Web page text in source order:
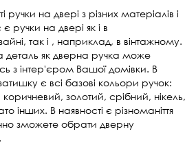
ручки на двері з різних матеріалів і
ручки на двері як і в
так і , наприклад, в вінтажному.
деталь як дверна ручка може
з інтер'єром Вашої домівки. В
є всі базові кольори ручок:
золотий, срібний, нікель,
інших. В наявності є різноманіття
зможете обрати дверну